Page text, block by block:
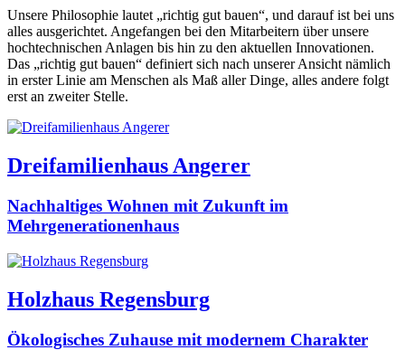
Unsere Philosophie lautet „richtig gut bauen“, und darauf ist bei uns
alles ausgerichtet. Angefangen bei den Mitarbeitern über unsere
hochtechnischen Anlagen bis hin zu den aktuellen Innovationen.
Das „richtig gut bauen“ definiert sich nach unserer Ansicht nämlich
in erster Linie am Menschen als Maß aller Dinge, alles andere folgt
erst an zweiter Stelle.
Dreifamilienhaus Angerer
Nachhaltiges Wohnen mit Zukunft im
Mehrgenerationenhaus
Holzhaus Regensburg
Ökologisches Zuhause mit modernem Charakter